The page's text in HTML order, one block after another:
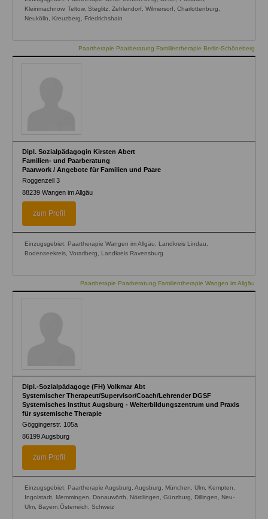
Kleinmachnow, Teltow, Steglitz, Zehlendorf, Wilmersorf, Charlottenburg,
Neukölln, Kreuzberg, Friedrichshain
Paartherapie Paarberatung Familientherapie Berlin-Schöneberg
Dipl. Sozialpädagogin Kirsten Abert
Familien- und Paarberatung
Paarwork / Angebote für Familien und Paare
Roggenzell 3
88239 Wangen im Allgäu
zum Profil
Einzugsgebiet: Paartherapie Wangen im Allgäu, Landkreis Lindau,
Bodenseekreis, Vorarlberg, Landkreis Ravensburg
Paartherapie Paarberatung Familientherapie Wangen im Allgäu
Dipl.-Sozialpädagoge (FH) Volkmar Abt
Systemischer Therapeut/Supervisor/Coach/Lehrender DGSF
Systemisches Institut Augsburg - Weiterbildungszentrum und Praxis
für systemische Therapie
Göggingerstr. 105a
86199Augsburg
zum Profil
Einzugsgebiet: Paartherapie Augsburg, Augsburg, München, Ulm, Kempten,
Ingolstadt, Memmingen, Donauwörth, Nördlingen, Günzburg, Dillingen, Neu-
Ulm, Bayern,Österreich, Schweiz